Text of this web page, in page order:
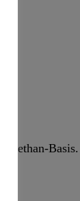
Basis.